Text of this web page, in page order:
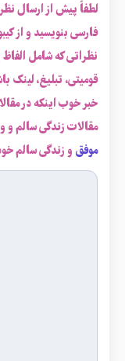
لطفاً پیش از ارسال
فارسی بنویسید و از
نظراتی که شامل
قومیتی، تبلیغ،
خبر خوب اینکه در
مقالات زندگی سالم و
موفق و زندگی سالم